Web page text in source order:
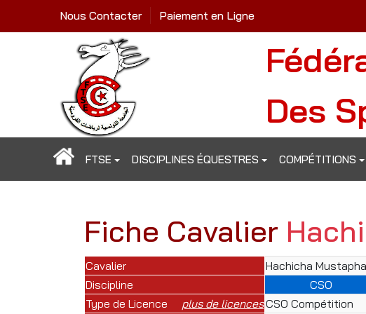
Nous Contacter Paiement en Ligne
Des
FTSE DISCIPLINES ÉQUESTRES COMPÉTITIONS
Fiche Cavalier
Cavalier Hachicha Mustapha
Discipline
CSO
Type de Licence
plus de licencesCSO Compétition